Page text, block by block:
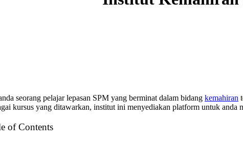
seorang pelajar lepasan SPM yang berminat dalam bidang kemahiran
kursus yang ditawarkan, institut ini menyediakan platform untuk anda
of Contents